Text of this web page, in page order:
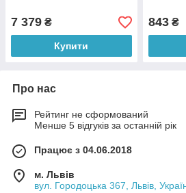
7 379 ₴
Купити
843₴
Про нас
Рейтинг не сформований
Менше 5 відгуків за останній рік
Працює з 04.06.2018
м. Львів
вул. Городоцька 367, Львів,